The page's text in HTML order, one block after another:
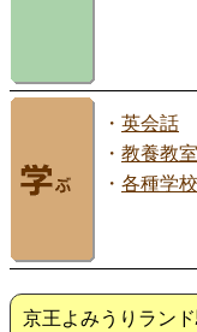
・ 英会話
・ 教養教室
・ 各種学校
京王よみうりラン